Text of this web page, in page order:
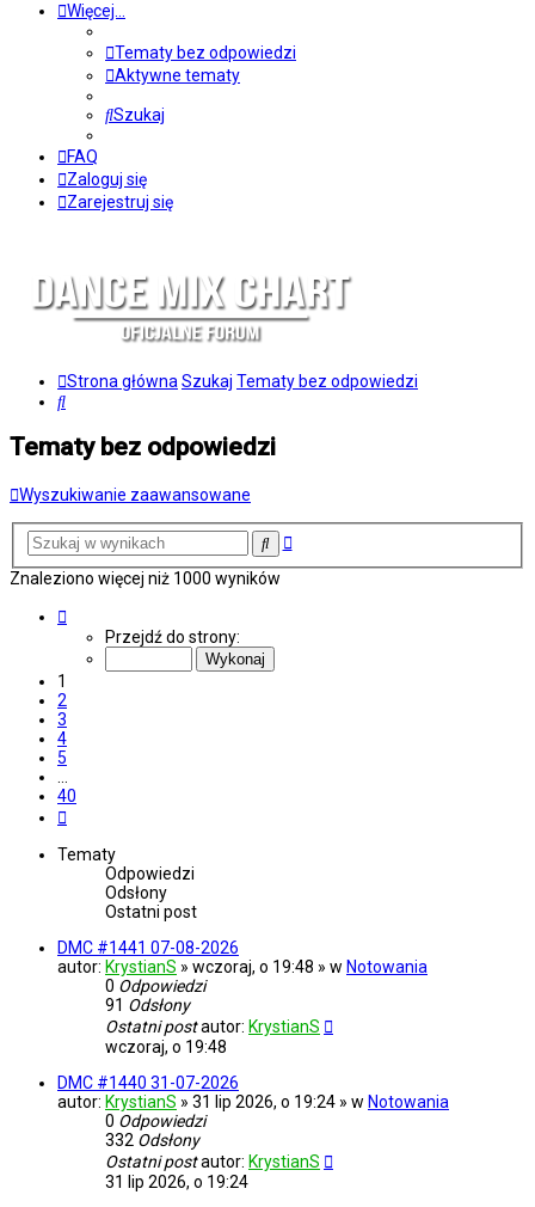
Więcej…
Tematy bez odpowiedzi
Aktywne tematy
Szukaj
FAQ
Zaloguj się
Zarejestruj się
Strona główna Szukaj Tematy bez odpowiedzi
Szukaj
Tematy bez odpowiedzi
Wyszukiwanie zaawansowane
SzukajWyszukiwanie
Znaleziono więcej niż 1000 wyników
Przejdź do strony:
1
2
3
4
5
…
40
Tematy
Odpowiedzi
Odsłony
Ostatni post
DMC #1441 07-08-2026
autor: KrystianS » wczoraj, o 19:48 » w Notowania
0 Odpowiedzi
91 Odsłony
Ostatni postautor: KrystianS
wczoraj, o 19:48
DMC #1440 31-07-2026
autor: KrystianS » 31 lip 2026, o 19:24 » w Notowania
0 Odpowiedzi
332 Odsłony
Ostatni postautor: KrystianS
31 lip 2026, o 19:24